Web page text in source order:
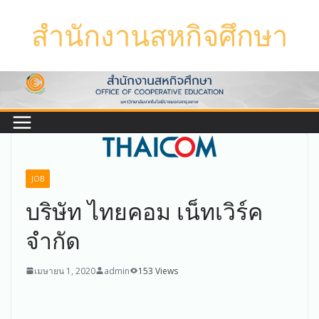
contentสำนักงานสหกิจศึกษา
JOB
บริษัท ไทยคอม เน็ทเวิร์ค
จํากัด
เมษายน 1, 2020 admin 153 Views